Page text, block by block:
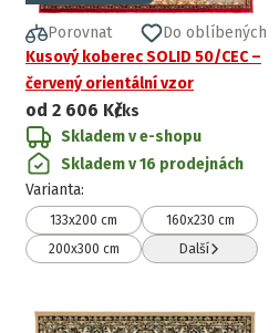
Porovnat
Do oblíbených
Kusový koberec SOLID 50/CEC –
červený orientální vzor
od 2 606 Kč/ks
Skladem v e-shopu
Skladem v 16 prodejnách
Varianta:
133x200 cm
160x230 cm
200x300 cm
Další